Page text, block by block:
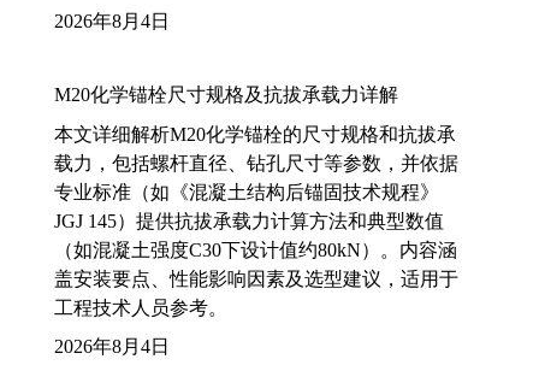
2026年8月4日
M20化学锚栓尺寸规格及抗拔承载力详解
本文详细解析M20化学锚栓的尺寸规格和抗拔承
载力，包括螺杆直径、钻孔尺寸等参数，并依据
专业标准（如《混凝土结构后锚固技术规程》
JGJ 145）提供抗拔承载力计算方法和典型数值
（如混凝土强度C30下设计值约80kN）。内容涵
盖安装要点、性能影响因素及选型建议，适用于
工程技术人员参考。
2026年8月4日